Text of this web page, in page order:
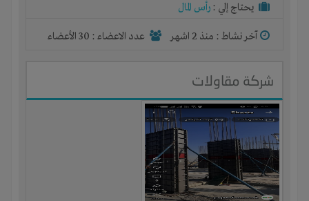
يحتاج إلي : رأس المال
آخر نشاط : منذ 2 اشهر عدد الاعضاء : 30 الأعضاء
شركة مقاولات